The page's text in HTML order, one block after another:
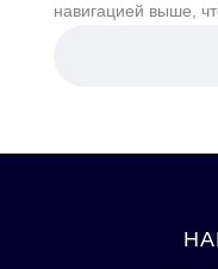
навигацией выше,